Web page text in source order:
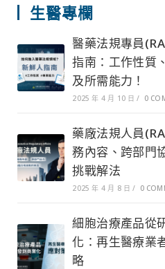
生醫專欄
醫藥法規專員
指南：工作性質
及所需能力！
2025 年 4 月 10 日 / 0
藥廠法規人員
務內容、跨部門
挑戰解法
2025 年 4 月 8 日 / 0
細胞治療產品從
化：再生醫療業
略